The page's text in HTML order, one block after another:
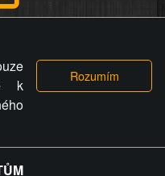
opatření provozovatele
fotografii nebo video na
fotografie, videa nebo
okolnost uplatnit vůči
na náhradu škody nebo
k